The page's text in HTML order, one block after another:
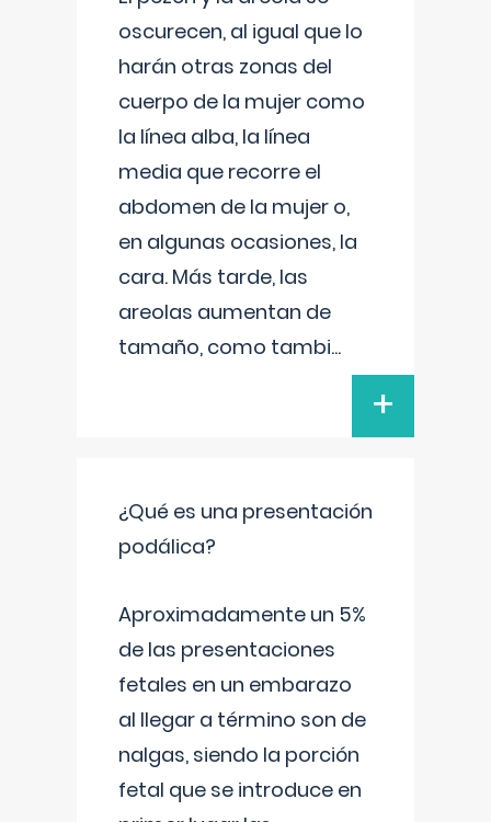
oscurecen, al igual que lo
harán otras zonas del
cuerpo de la mujer como
la línea alba, la línea
media que recorre el
abdomen de la mujer o,
en algunas ocasiones, la
cara. Más tarde, las
areolas aumentan de
tamaño, como tambi...
+
¿Qué es una presentación
podálica?
Aproximadamente un 5%
de las presentaciones
fetales en un embarazo
al llegar a término son de
nalgas, siendo la porción
fetal que se introduce en